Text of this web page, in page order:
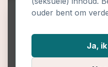
ouder bent om
Ja,
18+